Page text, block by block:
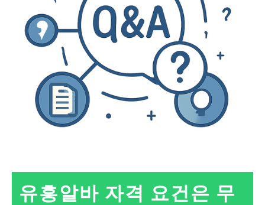
유흥알바 자격 요건은 무